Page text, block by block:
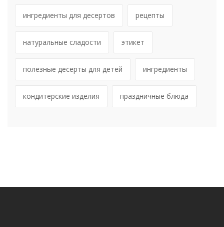
ингредиенты для десертов рецепты
натуральные сладости этикет
полезные десерты для детей ингредиенты
кондитерские изделия праздничные блюда